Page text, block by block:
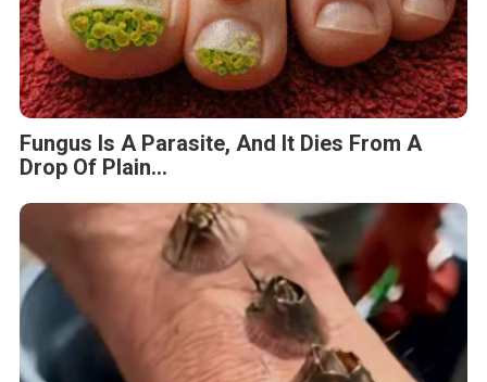
Fungus Is A Parasite, And It Dies From A
Drop Of Plain...